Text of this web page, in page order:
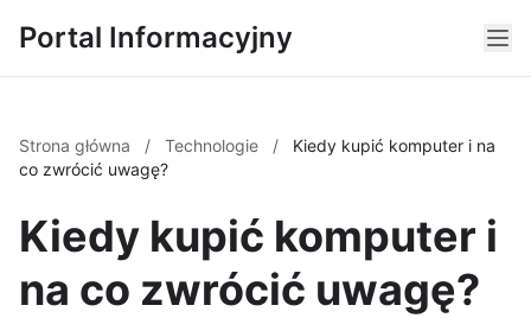
Portal Informacyjny
Strona główna / Technologie /
Kiedy kupić komputer i na
co zwrócić uwagę?
Kiedy kupić komputer i
na co zwrócić uwagę?